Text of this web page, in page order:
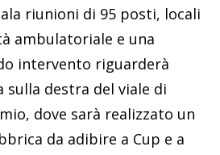
riunioni di 95 posti, locali
ambulatoriale e una
intervento riguarderà
sulla destra del viale di
dove sarà realizzato un
da adibire a Cup e a